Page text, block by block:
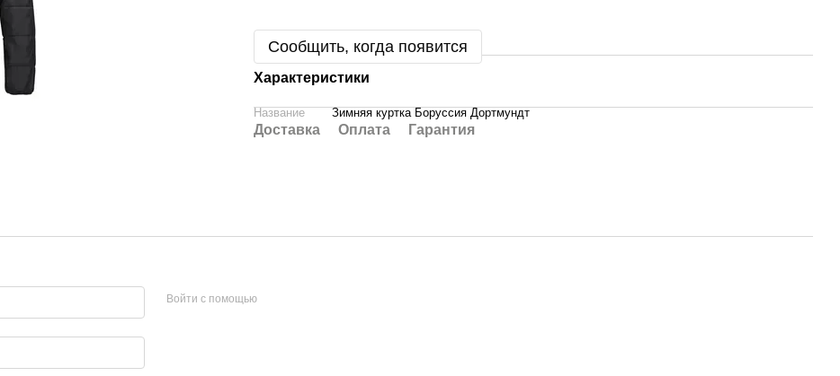
Сообщить, когда появится
Характеристики
Название Зимняя куртка Боруссия Дортмундт
Доставка Оплата Гарантия
Войти с помощью